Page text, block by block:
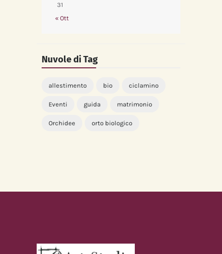
31
« Ott
Nuvole di Tag
allestimento bio ciclamino
Eventi guida matrimonio
Orchidee orto biologico